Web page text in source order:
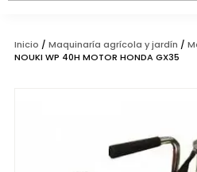
Inicio / Maquinaría agrícola y jardín /
NOUKI WP 40H MOTOR HONDA GX35